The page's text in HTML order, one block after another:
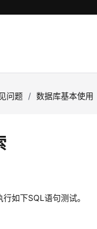
问题 / 数据库基本使用
行如下SQL语句测试。